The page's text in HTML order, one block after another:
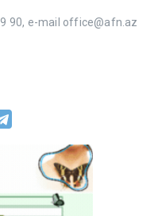
90, e-mail office@afn.az